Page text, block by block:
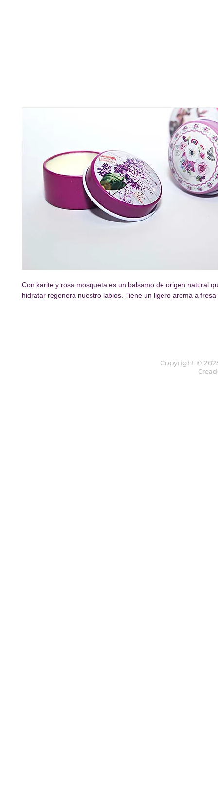
Con karite y rosa mosqueta es un balsamo de origen natural
hidratar regenera nuestro labios. Tiene un ligero aroma a fresa
Copyright ©